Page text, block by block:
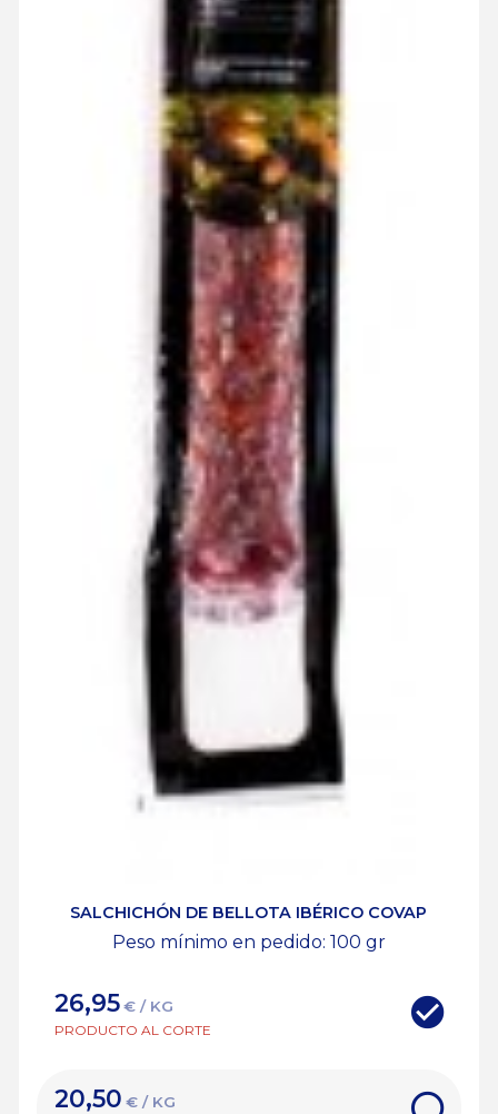
SALCHICHÓN DE BELLOTA IBÉRICO COVAP
Peso mínimo en pedido: 100 gr
26,95 € / KG
PRODUCTO AL CORTE
20,50 € / KG